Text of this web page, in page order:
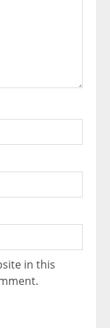
in this